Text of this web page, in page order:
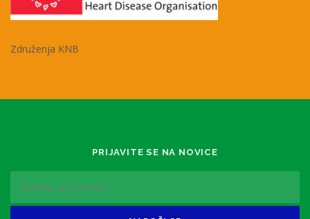
Združenja KNB
PRIJAVITE SE NA NOVICE